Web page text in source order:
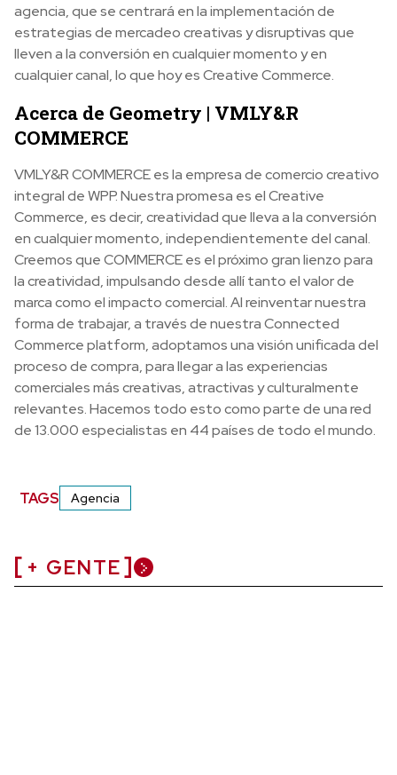
agencia, que se centrará en la implementación de
estrategias de mercadeo creativas y disruptivas que
lleven a la conversión en cualquier momento y en
cualquier canal, lo que hoy es Creative Commerce.
Acerca de Geometry | VMLY&R
COMMERCE
VMLY&R COMMERCE es la empresa de comercio creativo
integral de WPP. Nuestra promesa es el Creative
Commerce, es decir, creatividad que lleva a la conversión
en cualquier momento, independientemente del canal.
Creemos que COMMERCE es el próximo gran lienzo para
la creatividad, impulsando desde allí tanto el valor de
marca como el impacto comercial. Al reinventar nuestra
forma de trabajar, a través de nuestra Connected
Commerce platform, adoptamos una visión unificada del
proceso de compra, para llegar a las experiencias
comerciales más creativas, atractivas y culturalmente
relevantes. Hacemos todo esto como parte de una red
de 13.000 especialistas en 44 países de todo el mundo.
TAGS Agencia
+ GENTE